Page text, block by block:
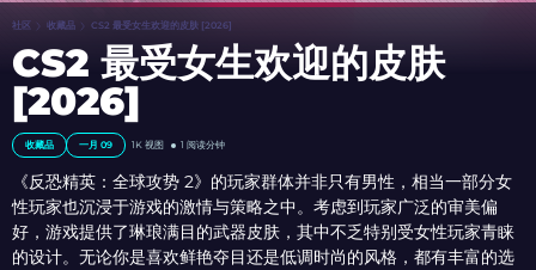
社区 收藏品 CS2 最受女生欢迎的皮肤 [2026]
CS2 最受女生欢迎的皮肤
[2026]
收藏品 一月 09 1K 视图 1 阅读分钟
《反恐精英：全球攻势 2》的玩家群体并非只有男性，相当一部分女
性玩家也沉浸于游戏的激情与策略之中。考虑到玩家广泛的审美偏
好，游戏提供了琳琅满目的武器皮肤，其中不乏特别受女性玩家青睐
的设计。无论你是喜欢鲜艳夺目还是低调时尚的风格，都有丰富的选